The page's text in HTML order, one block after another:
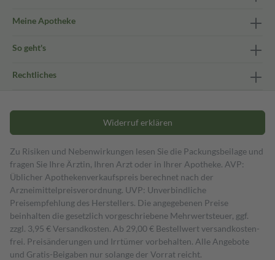
Meine Apotheke
So geht's
Rechtliches
Widerruf erklären
Zu Risiken und Nebenwirkungen lesen Sie die Packungsbeilage und
fragen Sie Ihre Ärztin, Ihren Arzt oder in Ihrer Apotheke. AVP:
Üblicher Apothekenverkaufspreis berechnet nach der
Arzneimittelpreisverordnung. UVP: Unverbindliche
Preisempfehlung des Herstellers. Die angegebenen Preise
beinhalten die gesetzlich vorgeschriebene Mehrwertsteuer, ggf.
zzgl. 3,95 € Versandkosten. Ab 29,00 € Bestell­wert versand­kosten­
frei. Preisänderungen und Irrtümer vorbehalten. Alle Angebote
und Gratis-Beigaben nur solange der Vorrat reicht.